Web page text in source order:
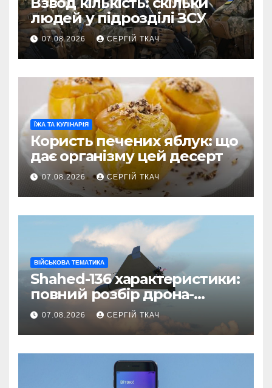
людей у підрозділі ЗСУ
07.08.2026 СЕРГІЙ ТКАЧ
ЇЖА ТА КУЛІНАРІЯ
Користь печених яблук: що
дає організму цей десерт
07.08.2026 СЕРГІЙ ТКАЧ
ВІЙСЬКОВА ТЕМАТИКА
Shahed-136 характеристики:
повний розбір дрона-
камікадзе
07.08.2026 СЕРГІЙ ТКАЧ